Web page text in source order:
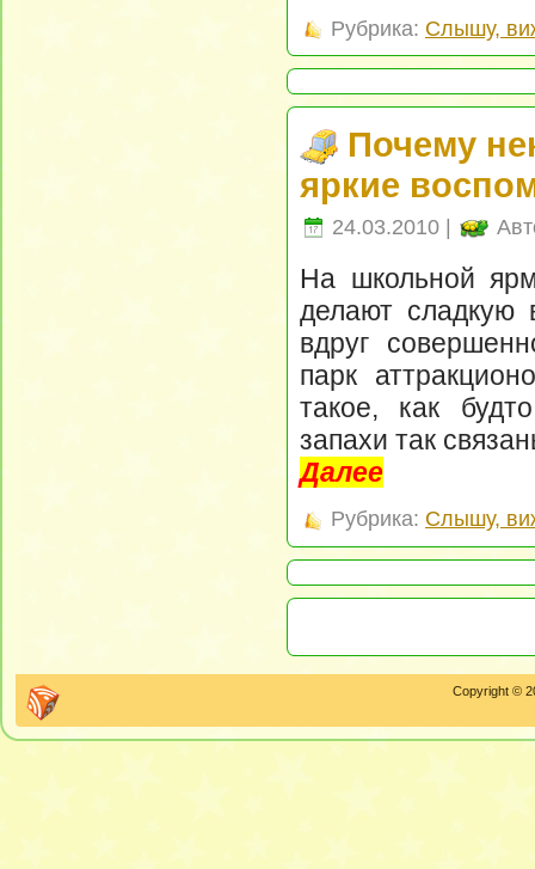
Рубрика: Слышу,
Почему
яркие
24.03.2010 |
На школьной
делают сладкую
вдруг
парк
такое, как
запахи так
Далее
Рубрика: Слышу,
Copyright ©